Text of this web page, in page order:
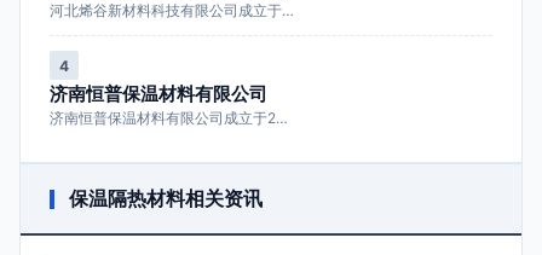
河北烯谷新材料科技有限公司成立于…
4
济南恒普保温材料有限公司
济南恒普保温材料有限公司成立于2…
保温隔热材料相关资讯